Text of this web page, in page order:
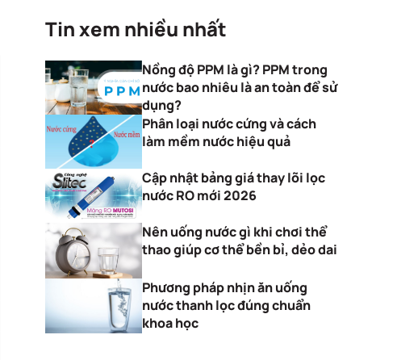
Tin xem nhiều nhất
Nồng độ PPM là gì? PPM trong
nước bao nhiêu là an toàn để sử
dụng?
Phân loại nước cứng và cách
làm mềm nước hiệu quả
Cập nhật bảng giá thay lõi lọc
nước RO mới 2026
Nên uống nước gì khi chơi thể
thao giúp cơ thể bền bỉ, dẻo dai
Phương pháp nhịn ăn uống
nước thanh lọc đúng chuẩn
khoa học